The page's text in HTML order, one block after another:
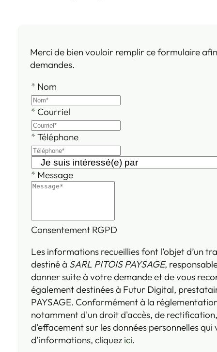
Merci de bien vouloir remplir ce formulaire
demandes.
* Nom
* Courriel
*Téléphone
* Message
Consentement RGPD
Les informations recueillies font l’objet d’un
destiné à SARL PITOIS PAYSAGE,
donner suite à votre demande et de vous
également destinées à Futur Digital,
PAYSAGE. Conformément à la
notamment d'un droit d'accès, de
d'effacement sur les données personnelles
d’informations, cliquez ici.